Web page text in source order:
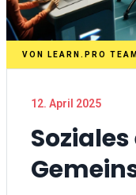
VON LEARN.PRO
12. April 2025